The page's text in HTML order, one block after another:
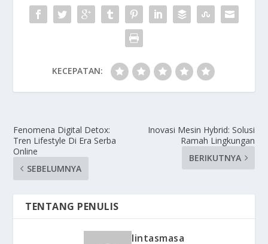
KECEPATAN:
Fenomena Digital Detox:
Tren Lifestyle Di Era Serba
Online
SEBELUMNYA
Inovasi Mesin Hybrid: Solusi
Ramah Lingkungan
BERIKUTNYA
TENTANG PENULIS
lintasmasa